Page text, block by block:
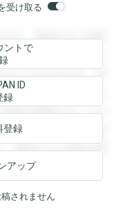
受け取る
す。登録すると回答
回答を閲覧すること
ことができます。登
。登録すると回答を
答を閲覧することが
とができます。登録
登録すると回答を閲
ントで
ID
録
登録
アップ
されません